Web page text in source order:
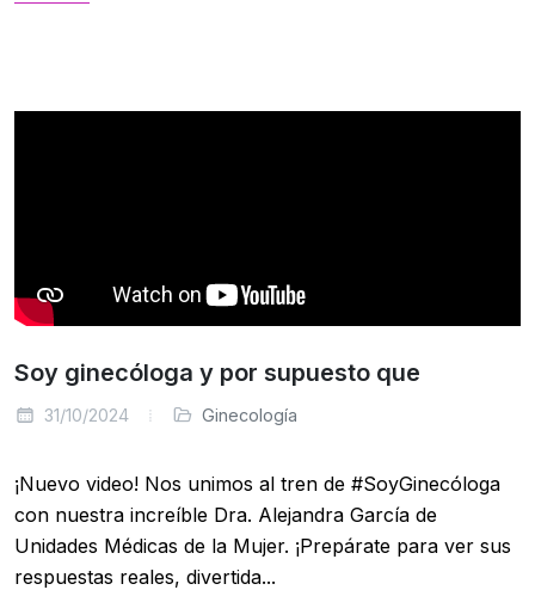
Soy ginecóloga y por supuesto que
31/10/2024 Ginecología
¡Nuevo video! Nos unimos al tren de #SoyGinecóloga
con nuestra increíble Dra. Alejandra García de
Unidades Médicas de la Mujer. ¡Prepárate para ver sus
respuestas reales, divertida...